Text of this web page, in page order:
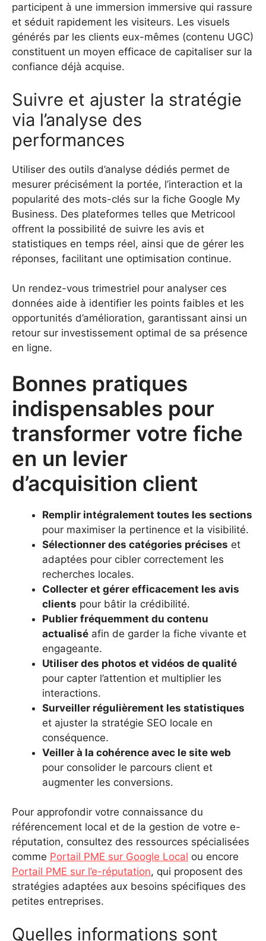
participent à une immersion immersive qui rassure
et séduit rapidement les visiteurs. Les visuels
générés par les clients eux-mêmes (contenu UGC)
constituent un moyen efficace de capitaliser sur la
confiance déjà acquise.
Suivre et ajuster la stratégie
via l’analyse des
performances
Utiliser des outils d’analyse dédiés permet de
mesurer précisément la portée, l’interaction et la
popularité des mots-clés sur la fiche Google My
Business. Des plateformes telles que Metricool
offrent la possibilité de suivre les avis et
statistiques en temps réel, ainsi que de gérer les
réponses, facilitant une optimisation continue.
Un rendez-vous trimestriel pour analyser ces
données aide à identifier les points faibles et les
opportunités d’amélioration, garantissant ainsi un
retour sur investissement optimal de sa présence
en ligne.
Bonnes pratiques
indispensables pour
transformer votre fiche
en un levier
d’acquisition client
Remplir intégralement toutes les sections
pour maximiser la pertinence et la visibilité.
Sélectionner des catégories précises et
adaptées pour cibler correctement les
recherches locales.
Collecter et gérer efficacement les avis
clients pour bâtir la crédibilité.
Publier fréquemment du contenu
actualisé afin de garder la fiche vivante et
engageante.
Utiliser des photos et vidéos de qualité
pour capter l’attention et multiplier les
interactions.
Surveiller régulièrement les statistiques
et ajuster la stratégie SEO locale en
conséquence.
Veiller à la cohérence avec le site web
pour consolider le parcours client et
augmenter les conversions.
Pour approfondir votre connaissance du
référencement local et de la gestion de votre e-
réputation, consultez des ressources spécialisées
comme Portail PME sur Google Local ou encore
Portail PME sur l’e-réputation, qui proposent des
stratégies adaptées aux besoins spécifiques des
petites entreprises.
Quelles informations sont